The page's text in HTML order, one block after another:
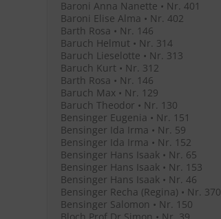
Baroni Anna Nanette • Nr. 401
Baroni Elise Alma • Nr. 402
Barth Rosa • Nr. 146
Baruch Helmut • Nr. 314
Baruch Lieselotte • Nr. 313
Baruch Kurt • Nr. 312
Barth Rosa • Nr. 146
Baruch Max • Nr. 129
Baruch Theodor • Nr. 130
Bensinger Eugenia • Nr. 151
Bensinger Ida Irma • Nr. 59
Bensinger Ida Irma • Nr. 152
Bensinger Hans Isaak • Nr. 65
Bensinger Hans Isaak • Nr. 153
Bensinger Hans Isaak • Nr. 46
Bensinger Recha (Regina) • Nr. 370
Bensinger Salomon • Nr. 150